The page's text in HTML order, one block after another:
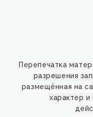
Перепечатка
разрешения
размещённая на
характер и